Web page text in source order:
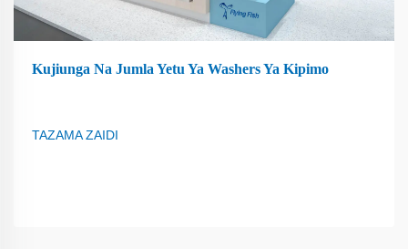
Kujiunga Na Jumla Yetu Ya Washers Ya Kipimo
TAZAMA ZAIDI